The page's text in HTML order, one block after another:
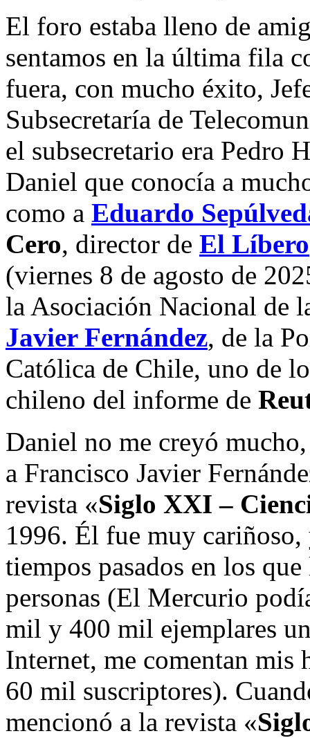
El foro estaba lleno de
sentamos en la última fila
fuera, con mucho éxito,
Subsecretaría de
el subsecretario era Pedro
Daniel que conocía a
como a Eduardo
Cero, director de El Líbero
(viernes 8 de agosto de
la Asociación Nacional de
Javier Fernández, de la
Católica de Chile, uno de
chileno del informe de
Daniel no me creyó
a Francisco Javier
revista «Siglo XXI –
1996. Él fue muy cariñoso,
tiempos pasados en los
personas (El Mercurio
mil y 400 mil ejemplares
Internet, me comentan
60 mil suscriptores).
mencionó a la revista «